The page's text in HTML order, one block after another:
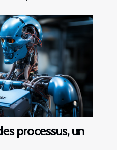
processus, un